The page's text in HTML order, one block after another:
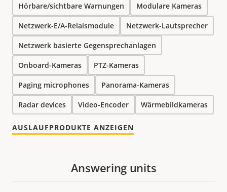
Hörbare/sichtbare Warnungen Modulare Kameras
Netzwerk-E/A-Relaismodule Netzwerk-Lautsprecher
Netzwerk basierte Gegensprechanlagen
Onboard-Kameras PTZ-Kameras
Paging microphones Panorama-Kameras
Radar devices Video-Encoder Wärmebildkameras
AUSLAUFPRODUKTE ANZEIGEN
Answering units